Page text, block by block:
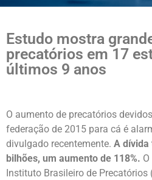
Estudo mostra
precatórios em 17
últimos 9 anos
O aumento de precatórios
federação de 2015 para cá é
divulgado recentemente. A dívida
bilhões, um aumento de 118%.
Instituto Brasileiro de Precatórios